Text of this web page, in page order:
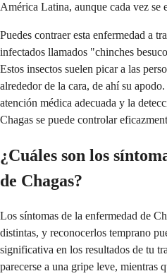
América Latina, aunque cada vez se
Puedes contraer esta enfermedad a
infectados llamados "chinches
Estos insectos suelen picar a las
alrededor de la cara, de ahí su
atención médica adecuada y la
Chagas se puede controlar
¿Cuáles son los
de Chagas?
Los síntomas de la enfermedad de
distintas, y reconocerlos temprano
significativa en los resultados de tu
parecerse a una gripe leve, mientras